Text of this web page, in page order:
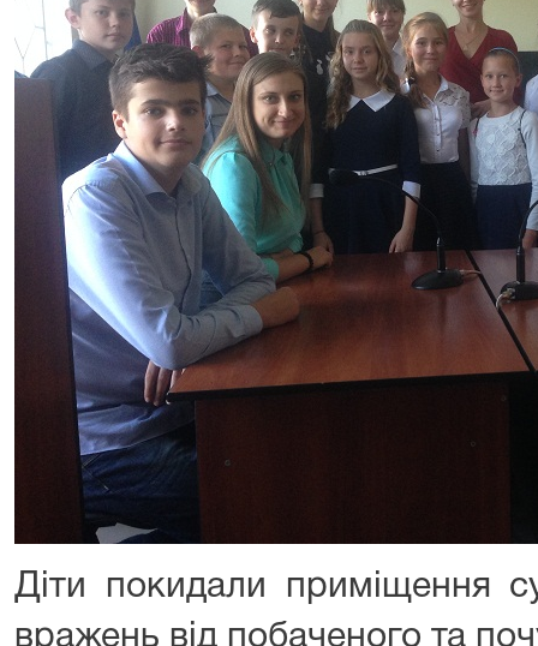
Діти покидали приміщення
вражень від побаченого та